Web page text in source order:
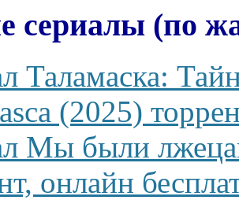
сериалы (по
Таламаска:
(2025)
Мы были
онлайн